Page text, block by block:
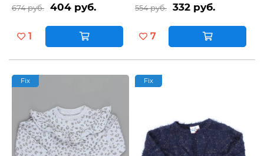
674 руб. 404 руб.
1
554 руб. 332 руб.
7
Fix Fix